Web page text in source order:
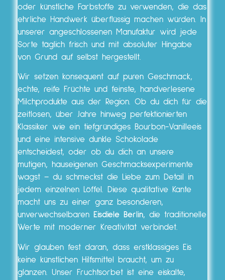
oder künstliche Farbstoffe zu verwenden, die das
ehrliche Handwerk überflüssig machen würden. In
unserer angeschlossenen Manufaktur wird jede
Sorte täglich frisch und mit absoluter Hingabe
von Grund auf selbst hergestellt.
Wir setzen konsequent auf puren Geschmack,
echte, reife Früchte und feinste, handverlesene
Milchprodukte aus der Region. Ob du dich für die
zeitlosen, über Jahre hinweg perfektionierten
Klassiker wie ein tiefgründiges Bourbon-Vanilleeis
und eine intensive dunkle Schokolade
entscheidest, oder ob du dich an unsere
mutigen, hauseigenen Geschmacksexperimente
wagst – du schmeckst die Liebe zum Detail in
jedem einzelnen Löffel. Diese qualitative Kante
macht uns zu einer ganz besonderen,
unverwechselbaren Eisdiele Berlin, die traditionelle
Werte mit moderner Kreativität verbindet.
Wir glauben fest daran, dass erstklassiges Eis
keine künstlichen Hilfsmittel braucht, um zu
glänzen. Unser Fruchtsorbet ist eine eiskalte,